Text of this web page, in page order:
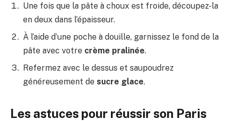
Une fois que la pâte à choux est froide, découpez-la
en deux dans l’épaisseur.
À l’aide d’une poche à douille, garnissez le fond de la
pâte avec votre crème pralinée.
Refermez avec le dessus et saupoudrez
généreusement de sucre glace.
Les astuces pour réussir son Paris